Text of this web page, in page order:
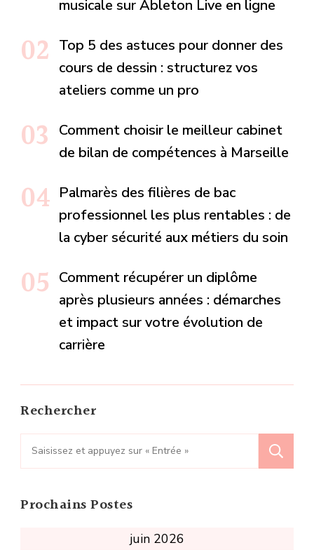
musicale sur Ableton Live en ligne
Top 5 des astuces pour donner des
cours de dessin : structurez vos
ateliers comme un pro
Comment choisir le meilleur cabinet
de bilan de compétences à Marseille
Palmarès des filières de bac
professionnel les plus rentables : de
la cyber sécurité aux métiers du soin
Comment récupérer un diplôme
après plusieurs années : démarches
et impact sur votre évolution de
carrière
Rechercher
Recherche
pour
Prochains Postes
juin 2026